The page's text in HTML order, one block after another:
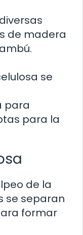
de madera
se
para
para la
de la
se separan
formar